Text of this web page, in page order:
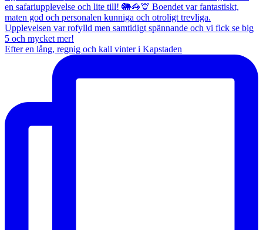
Efter en lång, regnig och kall vinter i Kapstaden